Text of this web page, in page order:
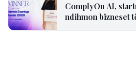
ComplyOn AI,
ndihmon bizneset